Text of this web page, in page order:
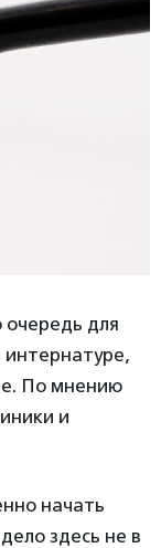
для
интернатуре,
По мнению
и
начать
здесь не в